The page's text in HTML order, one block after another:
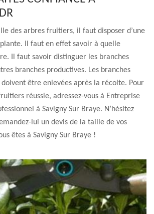
des arbres fruitiers, il faut disposer d’une
Il faut en effet savoir à quelle
Il faut savoir distinguer les branches
branches productives. Les branches
être enlevées après la récolte. Pour
réussie, adressez-vous à Entreprise
à Savigny Sur Braye. N’hésitez
lui un devis de la taille de vos
êtes à Savigny Sur Braye !